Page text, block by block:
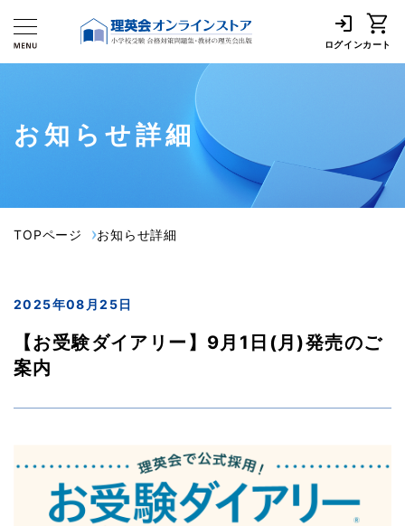
ログインカート
お知らせ詳細
TOPページ お知らせ詳細
2025年08月25日
【お受験ダイアリー】9月1日(月)発売のご
案内